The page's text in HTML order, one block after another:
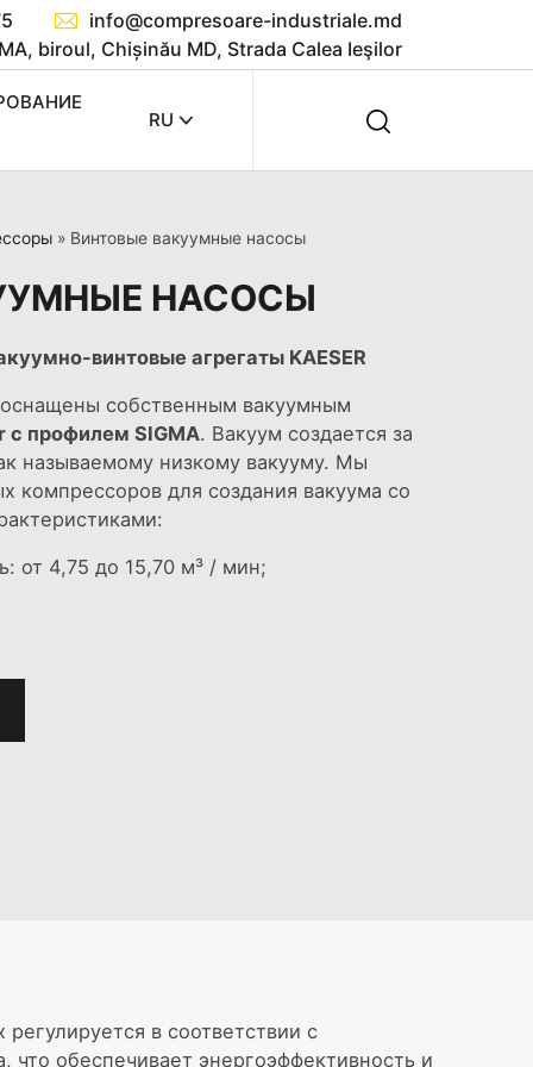
info@compresoare-industriale.md
biroul, Chișinău MD, Strada Calea Ieşilor
RU
» Винтовые вакуумные насосы
НАСОСЫ
винтовые агрегаты KAESER
собственным вакуумным
с профилем SIGMA. Вакуум создается за
называемому низкому вакууму. Мы
компрессоров для создания вакуума со
от 4,75 до 15,70 м³ / мин;
регулируется в соответствии с
что обеспечивает энергоэффективность и